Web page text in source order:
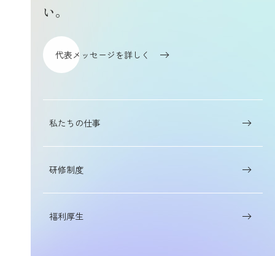
い。
代表メッセージを詳しく
私たちの仕事
研修制度
福利厚生